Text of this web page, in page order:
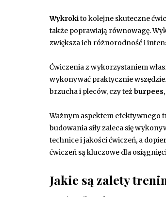
Wykrokito kolejne skuteczne
także poprawiają równowagę.
zwiększa ich różnorodność i
Ćwiczenia z wykorzystaniem
wykonywać praktycznie
brzucha i pleców, czy teżburpees
Ważnym aspektem efektywnego
budowania siły zaleca się
technice i jakości ćwiczeń, a
ćwiczeń są kluczowe dla
Jakie są zalety